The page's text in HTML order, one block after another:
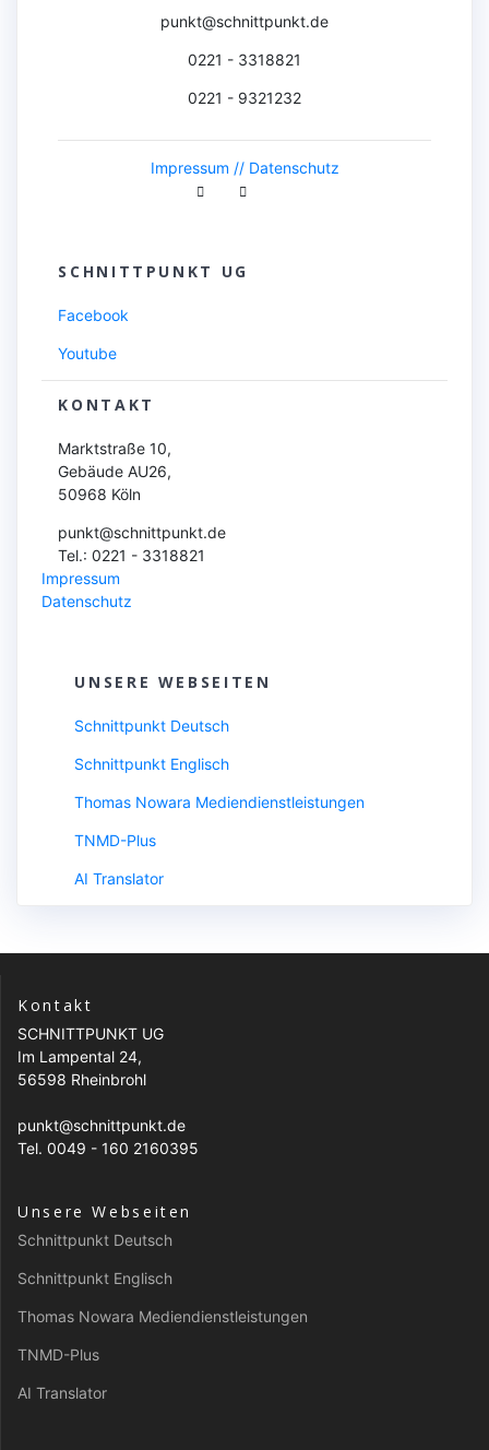
punkt@schnittpunkt.de
0221 - 3318821
0221 - 9321232
Impressum // Datenschutz
SCHNITTPUNKT UG
Facebook
Youtube
KONTAKT
Marktstraße 10,
Gebäude AU26,
50968 Köln
punkt@schnittpunkt.de
Tel.: 0221 - 3318821
Impressum
Datenschutz
UNSERE WEBSEITEN
Schnittpunkt Deutsch
Schnittpunkt Englisch
Thomas Nowara Mediendienstleistungen
TNMD-Plus
AI Translator
Kontakt
SCHNITTPUNKT UG
Im Lampental 24,
56598 Rheinbrohl
punkt@schnittpunkt.de
Tel. 0049 - 160 2160395
Unsere Webseiten
Schnittpunkt Deutsch
Schnittpunkt Englisch
Thomas Nowara Mediendienstleistungen
TNMD-Plus
AI Translator